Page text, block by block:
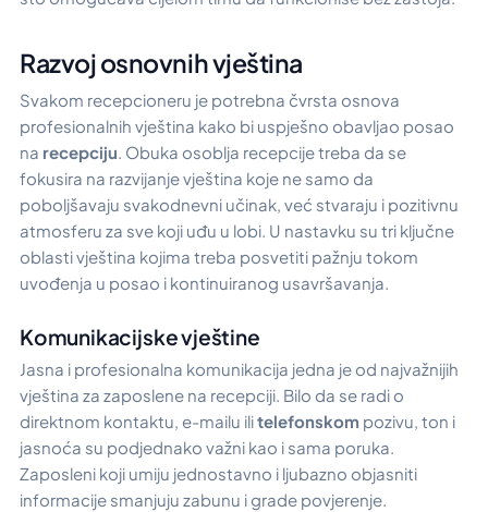
Razvoj osnovnih vještina
Svakom recepcioneru je potrebna čvrsta osnova
profesionalnih vještina kako bi uspješno obavljao posao
na recepciju. Obuka osoblja recepcije treba da se
fokusira na razvijanje vještina koje ne samo da
poboljšavaju svakodnevni učinak, već stvaraju i pozitivnu
atmosferu za sve koji uđu u lobi. U nastavku su tri ključne
oblasti vještina kojima treba posvetiti pažnju tokom
uvođenja u posao i kontinuiranog usavršavanja.
Komunikacijske vještine
Jasna i profesionalna komunikacija jedna je od najvažnijih
vještina za zaposlene na recepciji. Bilo da se radi o
direktnom kontaktu, e-mailu ilitelefonskom pozivu, ton i
jasnoća su podjednako važni kao i sama poruka.
Zaposleni koji umiju jednostavno i ljubazno objasniti
informacije smanjuju zabunu i grade povjerenje.